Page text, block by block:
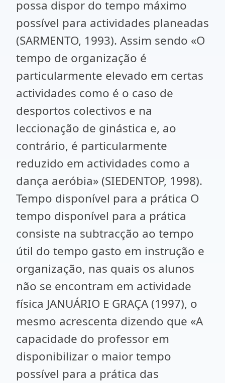
possa dispor do tempo máximo
possível para actividades planeadas
(SARMENTO, 1993). Assim sendo «O
tempo de organização é
particularmente elevado em certas
actividades como é o caso de
desportos colectivos e na
leccionação de ginástica e, ao
contrário, é particularmente
reduzido em actividades como a
dança aeróbia» (SIEDENTOP, 1998).
Tempo disponível para a prática O
tempo disponível para a prática
consiste na subtracção ao tempo
útil do tempo gasto em instrução e
organização, nas quais os alunos
não se encontram em actividade
física JANUÁRIO E GRAÇA (1997), o
mesmo acrescenta dizendo que «A
capacidade do professor em
disponibilizar o maior tempo
possível para a prática das